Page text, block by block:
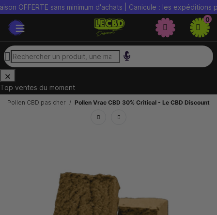
sans minimum d'achats | Canicule : les expéditions
0
Top ventes du moment
Pollen CBD pas cher Pollen Vrac CBD 30% Critical - Le CBD Discount